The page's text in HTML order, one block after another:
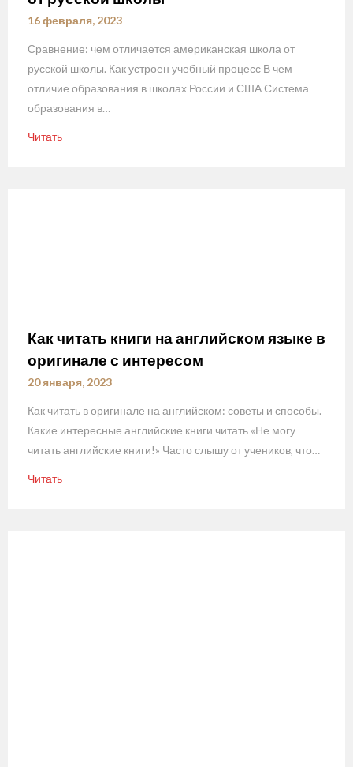
16 февраля, 2023
Сравнение: чем отличается американская школа от
русской школы. Как устроен учебный процесс В чем
отличие образования в школах России и США Система
образования в…
Читать
Как читать книги на английском языке в
оригинале с интересом
20 января, 2023
Как читать в оригинале на английском: советы и способы.
Какие интересные английские книги читать «Не могу
читать английские книги!» Часто слышу от учеников, что…
Читать